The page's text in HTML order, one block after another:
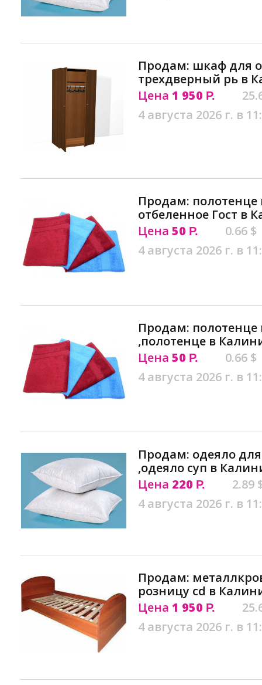
Продам: шкаф для
трехдверный рь в
Цена 1 950 Р.
4 августа 2026 г. в
Продам: полотенце
отбеленное Гост в
Цена 50 Р.
0.66 $
4 августа 2026 г. в
Продам: полотенце
,полотенце в
Цена 50 Р.
0.66 $
4 августа 2026 г. в
Продам: одеяло
,одеяло суп в
Цена 220 Р.
2.89
4 августа 2026 г. в
Продам:
розницу сd в
Цена 1 950 Р.
4 августа 2026 г. в